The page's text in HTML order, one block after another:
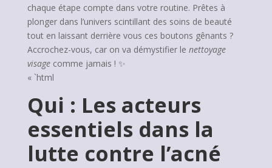
chaque étape compte dans votre routine. Prêtes à
plonger dans l’univers scintillant des soins de beauté
tout en laissant derrière vous ces boutons gênants ?
Accrochez-vous, car on va démystifier le nettoyage
visagecomme jamais ! ✨
« `html
Qui : Les acteurs
essentiels dans la
lutte contre l’acné